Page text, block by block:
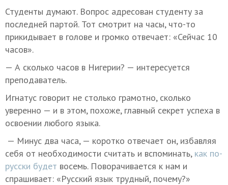
Студенты думают. Вопрос адресован студенту за
последней партой. Тот смотрит на часы, что-то
прикидывает в голове и громко отвечает: «Сейчас 10
часов».
— А сколько часов в Нигерии? — интересуется
преподаватель.
Игнатус говорит не столько грамотно, сколько
уверенно — и в этом, похоже, главный секрет успеха в
освоении любого языка.
— Минус два часа, — коротко отвечает он, избавляя
себя от необходимости считать и вспоминать, как по-
русски будет восемь. Поворачивается к нам и
спрашивает: «Русский язык трудный, почему?»